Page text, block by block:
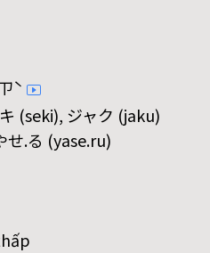
ˋ
(seki), ジャク (jaku)
せ.る (yase.ru)